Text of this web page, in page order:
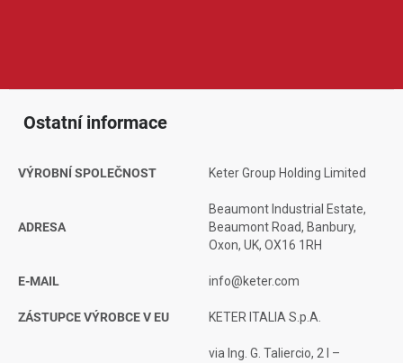
Ostatní informace
VÝROBNÍ SPOLEČNOST Keter Group Holding Limited
ADRESA
Beaumont Industrial Estate,
Beaumont Road, Banbury,
Oxon, UK, OX16 1RH
E-MAIL info@keter.com
ZÁSTUPCE VÝROBCE V EU KETER ITALIA S.p.A.
via Ing. G. Taliercio, 2 I –